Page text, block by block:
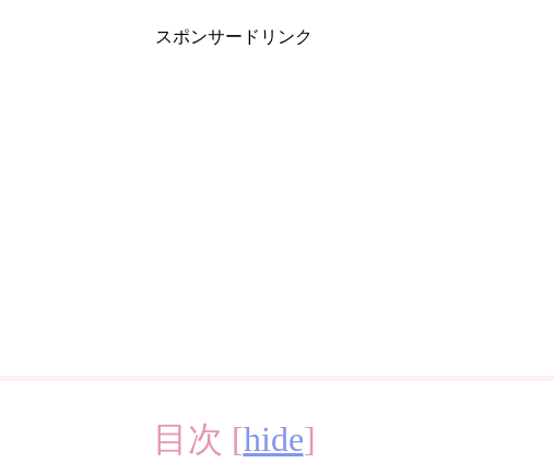
スポンサードリンク
目次 [hide]